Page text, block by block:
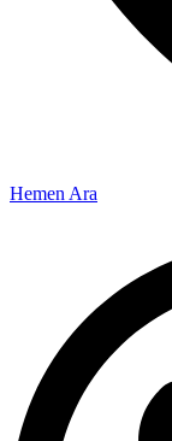
Hemen Ara